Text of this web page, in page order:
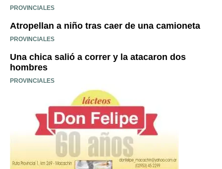
PROVINCIALES
Atropellan a niño tras caer de una camioneta
PROVINCIALES
Una chica salió a correr y la atacaron dos
hombres
PROVINCIALES